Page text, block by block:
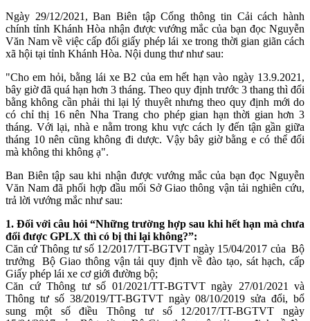
Ngày 29/12/2021, Ban Biên tập Cổng thông tin Cải cách hành
chính tỉnh Khánh Hòa nhận được vướng mắc của bạn đọc Nguyễn
Văn Nam về việc cấp đổi giấy phép lái xe trong thời gian giãn cách
xã hội tại tỉnh Khánh Hòa. Nội dung thư như sau:
"Cho em hỏi, bằng lái xe B2 của em hết hạn vào ngày 13.9.2021,
bây giờ đã quá hạn hơn 3 tháng. Theo quy định trước 3 thang thì đổi
bằng không cần phải thi lại lý thuyêt nhưng theo quy định mới do
có chỉ thị 16 nên Nha Trang cho phép gian hạn thời gian hơn 3
tháng. Với lại, nhà e nằm trong khu vực cách ly đến tận gần giữa
tháng 10 nên cũng không đi dược. Vậy bây giờ bằng e có thể đổi
mà không thi không ạ".
Ban Biên tập sau khi nhận được vướng mắc của bạn đọc Nguyễn
Văn Nam đã phối hợp đầu mối Sở Giao thông vận tải nghiên cứu,
trả lời vướng mắc như sau:
1. Đối với câu hỏi “Những trường hợp sau khi hết hạn mà chưa
đổi được GPLX thì có bị thi lại không?”:
Căn cứ Thông tư số 12/2017/TT-BGTVT ngày 15/04/2017 của Bộ
trưởng Bộ Giao thông vận tải quy định về đào tạo, sát hạch, cấp
Giấy phép lái xe cơ giới đường bộ;
Căn cứ Thông tư số 01/2021/TT-BGTVT ngày 27/01/2021 và
Thông tư số 38/2019/TT-BGTVT ngày 08/10/2019 sửa đổi, bổ
sung một số điều Thông tư số 12/2017/TT-BGTVT ngày